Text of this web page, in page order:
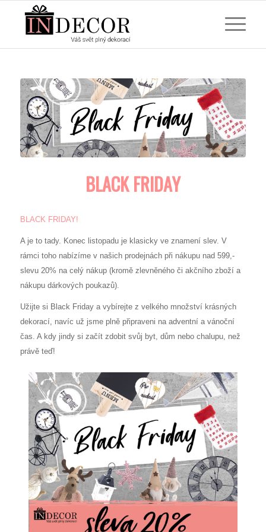
BLACK FRIDAY
BLACK FRIDAY!
A je to tady. Konec listopadu je klasicky ve znamení slev. V
rámci toho nabízíme v našich prodejnách při nákupu nad 599,-
slevu 20% na celý nákup (kromě zlevněného či akčního zboží a
nákupu dárkových poukazů).
Užijte si Black Friday a vybírejte z velkého množství krásných
dekorací, navíc už jsme plně připraveni na adventní a vánoční
čas. A kdy jindy si začít zdobit svůj byt, dům nebo chalupu, než
právě teď!